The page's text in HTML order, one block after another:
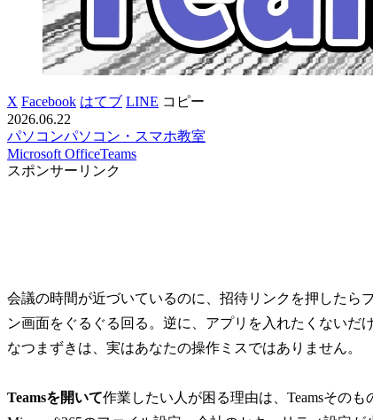
X Facebook はてブ LINE コピー
2026.06.22
パソコンパソコン・スマホ教室
Microsoft OfficeTeams
スポンサーリンク
会議の時間が近づいているのに、招待リンクを押したら
ン画面をぐるぐる回る。逆に、アプリを入れたくないだ
なつまずきは、実はあなたの操作ミスではありません。
Teamsを開いて作業したい人が困る理由は、Teamsそのも